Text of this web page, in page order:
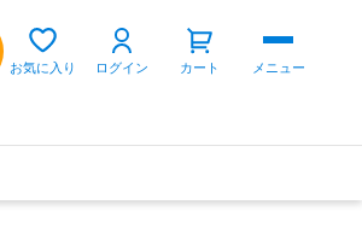
お気に入り ログイン カート メニュー
ゲスト 様